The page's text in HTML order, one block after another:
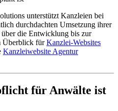
unterstützt Kanzleien bei
durchdachten Umsetzung ihrer
die Entwicklung bis zur
Überblick fürKanzlei-Websites
Kanzleiwebsite Agentur
für Anwälte ist